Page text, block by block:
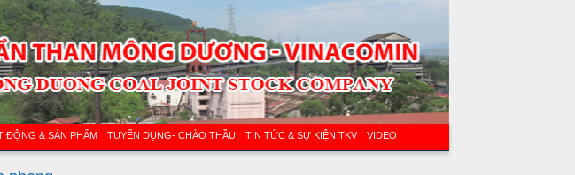
ĐỘNG & SẢN PHẨM TUYỂN DỤNG- CHÀO THẦU TIN TỨC & SỰ KIỆN TKV VIDEO